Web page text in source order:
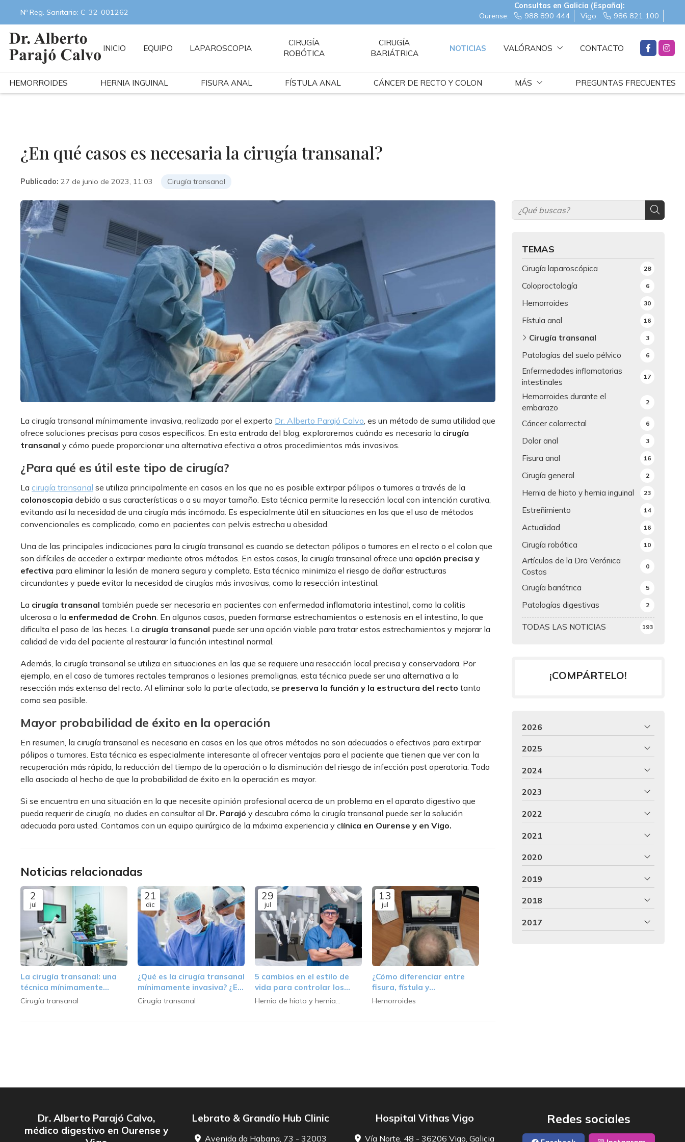
Nº Reg. Sanitario: C-32-001262
Consultas en Galicia (España):
Ourense:
988 890 444 Vigo: 986 821 100
INICIO EQUIPO LAPAROSCOPIA
CIRUGÍA
ROBÓTICA
CIRUGÍA
BARIÁTRICA
NOTICIAS VALÓRANOS CONTACTO
HEMORROIDES HERNIA INGUINAL FISURA ANAL FÍSTULA ANAL CÁNCER DE RECTO Y COLON MÁS PREGUNTAS FRECUENTES
¿En qué casos es necesaria la cirugía transanal?
Publicado: 27 de junio de 2023, 11:03 Cirugía transanal
TEMAS
TODAS LAS NOTICIAS 193
Cirugía laparoscópica 28
Coloproctología 6
Hemorroides 30
Fístula anal 16
Cirugía transanal 3
Patologías del suelo pélvico 6
Enfermedades inflamatorias
intestinales
17
Hemorroides durante el
embarazo
2
Cáncer colorrectal 6
Dolor anal 3
Fisura anal 16
Cirugía general 2
Hernia de hiato y hernia inguinal 23
Estreñimiento 14
Actualidad 16
Cirugía robótica 10
Artículos de la Dra Verónica
Costas
0
Cirugía bariátrica 5
Patologías digestivas 2
La cirugía transanal mínimamente invasiva, realizada por el experto Dr. Alberto Parajó Calvo , es un método de suma utilidad que
ofrece soluciones precisas para casos específicos. En esta entrada del blog, exploraremos cuándo es necesaria la cirugía
transanal y cómo puede proporcionar una alternativa efectiva a otros procedimientos más invasivos.
¿Para qué es útil este tipo de cirugía?
La cirugía transanal se utiliza principalmente en casos en los que no es posible extirpar pólipos o tumores a través de la
colonoscopia debido a sus características o a su mayor tamaño. Esta técnica permite la resección local con intención curativa,
evitando así la necesidad de una cirugía más incómoda. Es especialmente útil en situaciones en las que el uso de métodos
convencionales es complicado, como en pacientes con pelvis estrecha u obesidad.
Una de las principales indicaciones para la cirugía transanal es cuando se detectan pólipos o tumores en el recto o el colon que
son difíciles de acceder o extirpar mediante otros métodos. En estos casos, la cirugía transanal ofrece una opción precisa y
efectiva para eliminar la lesión de manera segura y completa. Esta técnica minimiza el riesgo de dañar estructuras
circundantes y puede evitar la necesidad de cirugías más invasivas, como la resección intestinal.
La cirugía transanal también puede ser necesaria en pacientes con enfermedad inflamatoria intestinal, como la colitis
ulcerosa o la enfermedad de Crohn. En algunos casos, pueden formarse estrechamientos o estenosis en el intestino, lo que
dificulta el paso de las heces. La cirugía transanal puede ser una opción viable para tratar estos estrechamientos y mejorar la
calidad de vida del paciente al restaurar la función intestinal normal.
Además, la cirugía transanal se utiliza en situaciones en las que se requiere una resección local precisa y conservadora. Por
ejemplo, en el caso de tumores rectales tempranos o lesiones premalignas, esta técnica puede ser una alternativa a la
resección más extensa del recto. Al eliminar solo la parte afectada, se preserva la función y la estructura del recto tanto
como sea posible.
Mayor probabilidad de éxito en la operación
En resumen, la cirugía transanal es necesaria en casos en los que otros métodos no son adecuados o efectivos para extirpar
pólipos o tumores. Esta técnica es especialmente interesante al ofrecer ventajas para el paciente que tienen que ver con la
recuperación más rápida, la reducción del tiempo de la operación o la disminución del riesgo de infección post operatoria. Todo
ello asociado al hecho de que la probabilidad de éxito en la operación es mayor.
Si se encuentra en una situación en la que necesite opinión profesional acerca de un problema en el aparato digestivo que
pueda requerir de cirugía, no dudes en consultar al Dr. Parajó y descubra cómo la cirugía transanal puede ser la solución
adecuada para usted. Contamos con un equipo quirúrgico de la máxima experiencia y clínica en Ourense y en Vigo.
Noticias relacionadas
2
jul
La cirugía transanal: una
técnica mínimamente
invasiva para el
Cirugía transanal
21
dic
¿Qué es la cirugía transanal
mínimamente invasiva? ¿En
qué consiste?
Cirugía transanal
29
jul
5 cambios en el estilo de
vida para controlar los
síntomas de la hernia de
Hernia de hiato y hernia
13
jul
¿Cómo diferenciar entre
fisura, fístula y
hemorroides?
Hemorroides
¡COMPÁRTELO!
2026
2025
2024
2023
2022
2021
2020
2019
2018
2017
Dr. Alberto Parajó Calvo,
médico digestivo en Ourense y
Lebrato & Grandío Hub Clinic
Avenida da Habana, 73 - 32003
Hospital Vithas Vigo
Vía Norte, 48 - 36206 Vigo, Galicia
Redes sociales